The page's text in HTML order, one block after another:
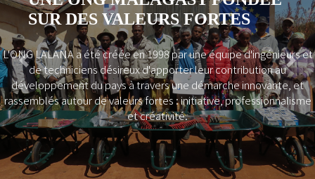
SUR DES VALEURS FORTES
L'ONG LALANA a été créée en 1998 par une équipe d'ingénieurs et
de techniciens désireux d'apporter leur contribution au
développement du pays à travers une démarche innovante, et
rassemblés autour de valeurs fortes : initiative, professionnalisme
et créativité.
Previous Next